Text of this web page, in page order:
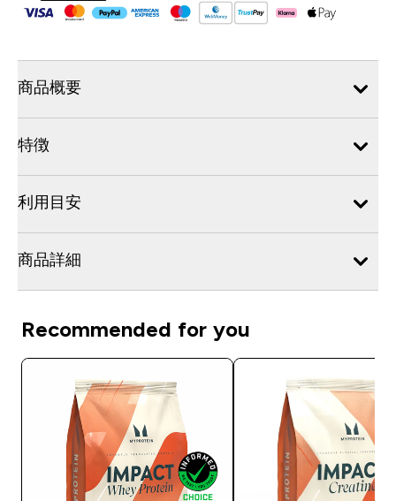
商品概要
特徴
利用目安
商品詳細
Recommended for you